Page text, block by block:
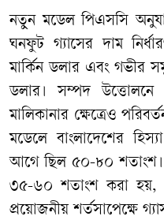
নতুন মডেল পিএসসি
ঘনফুট গ্যাসের দাম
মার্কিন ডলার এবং গভীর
ডলার। সম্পদ উত্তোলনে
মালিকানার ক্ষেত্রেও
মডেলে বাংলাদেশের
আগে ছিল ৫০-৮০ শতাংশ।
৩৫-৬০ শতাংশ করা হয়,
প্রয়োজনীয় শর্তসাপেক্ষে